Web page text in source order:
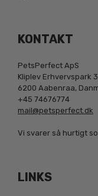
KONTAKT
PetsPerfect ApS
Kliplev Erhvervspark
6200 Aabenraa,
+45 74676774
mail@petsperfect.dk
Vi svarer så hurtigt
LINKS